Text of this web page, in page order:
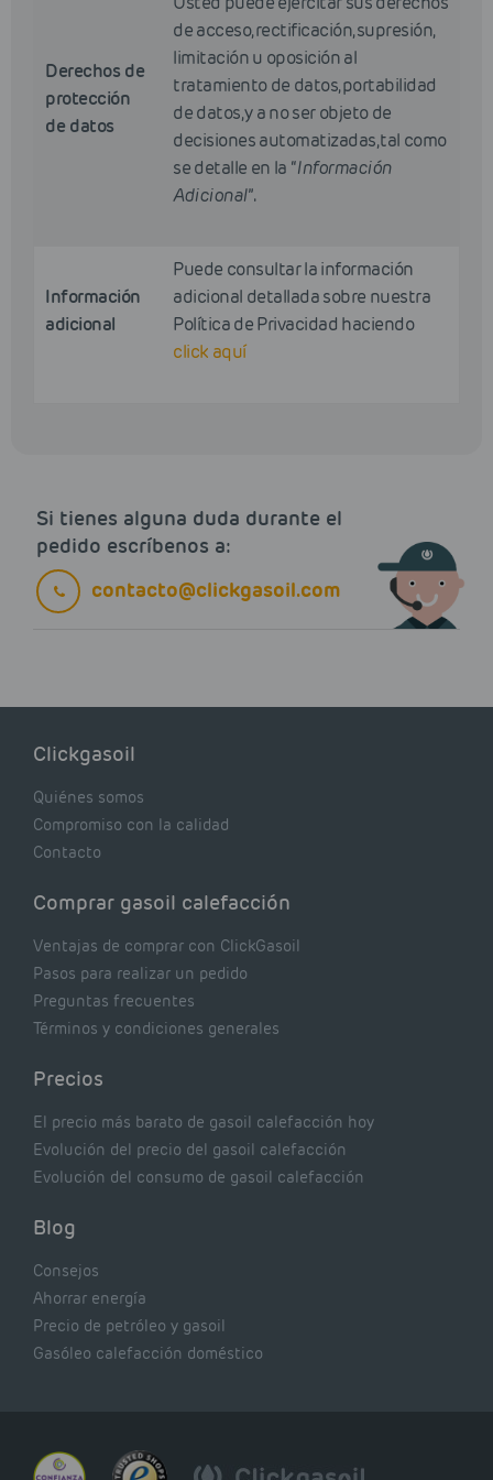
Derechos de
protección
de datos
de acceso, rectificación, supresión,
limitación u oposición al
tratamiento de datos, portabilidad
de datos, y a no ser objeto de
decisiones automatizadas, tal como
se detalle en la “Información
Adicional”.
Información
adicional
Puede consultar la información
adicional detallada sobre nuestra
Política de Privacidad haciendo
click aquí
Si tienes alguna duda durante el
pedido escríbenos a:
contacto@clickgasoil.com
Clickgasoil
Quiénes somos
Compromiso con la calidad
Contacto
Comprar gasoil calefacción
Ventajas de comprar con ClickGasoil
Pasos para realizar un pedido
Preguntas frecuentes
Términos y condiciones generales
Precios
El precio más barato de gasoil calefacción hoy
Evolución del precio del gasoil calefacción
Evolución del consumo de gasoil calefacción
Blog
Consejos
Ahorrar energía
Precio de petróleo y gasoil
Gasóleo calefacción doméstico